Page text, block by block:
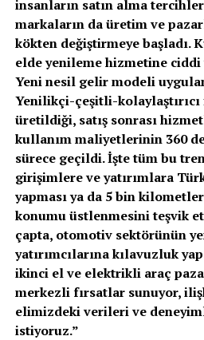
insanların satın alma
markaların da üretim ve
kökten değiştirmeye başladı.
elde yenileme hizmetine ciddi
Yeni nesil gelir modeli
Yenilikçi-çeşitli-
üretildiği, satış sonrası
kullanım maliyetlerinin 360
sürece geçildi. İşte tüm bu
girişimlere ve yatırımlara
yapması ya da 5 bin
konumu üstlenmesini teşvik
çapta, otomotiv sektörünün
yatırımcılarına kılavuzluk
ikinci el ve elektrikli araç
merkezli fırsatlar sunuyor,
elimizdeki verileri ve
istiyoruz.”